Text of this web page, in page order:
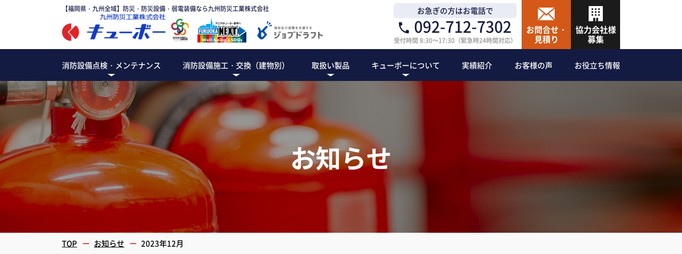
【福岡県・九州全域】防災・防災設備・弱電装備なら九州防災工業株式会社 お急ぎの方はお電話で
092-712-7302
受付時間 8:30～17:30（緊急時24時間対応）
お問合せ・
見積り
協力会社様
募集
消防設備点検・メンテナンス
消防・防災設備のメンテナンス
自衛消防訓練
防火設備定期検査
各種設備改修工事
防災管理点検
防火対象物点検
消防設備点検
建築設備定期点検
特定建築物定期調査
消防設備施工・交換（建物別）
消防・防災設備施工とは
マンション・アパート
オフィス・テナントビル
病院・福祉施設
飲食店
民泊
ホテル（宿泊施設）
百貨店・マーケット
倉庫・工場
遊技場
駐車場
取扱い製品
消火設備
パッケージ型自動消火設備
泡消火設備
スプリンクラー
消火器
ガス消火設備
屋内・屋外消火栓
避難設備
避難器具
誘導灯
警報設備
自動火災報知設備(自火報)
試験器・設定器
非常警報設備
消防機関へ通報する火災報知設備
ガス漏れ火災警報設備
キューボーについて 実績紹介 お客様の声 お役立ち情報
お知らせ
TOP お知らせ 2023年12月